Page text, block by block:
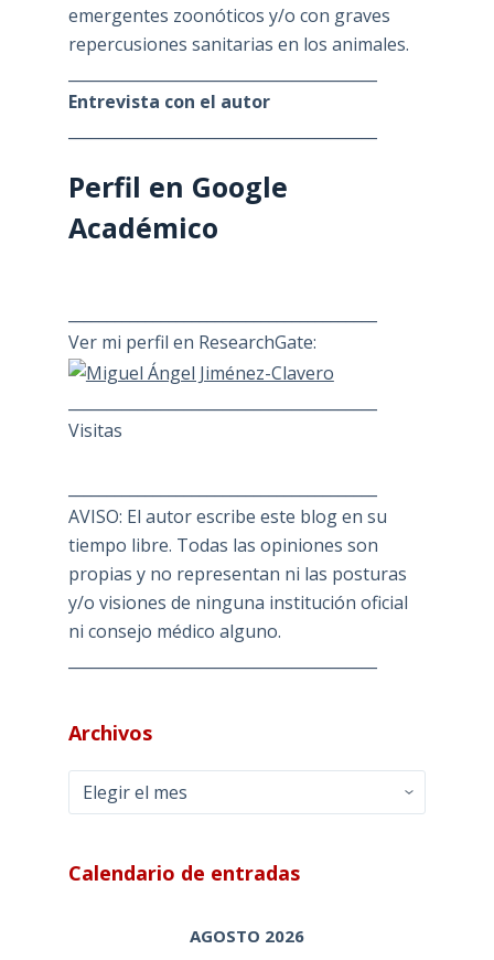
emergentes zoonóticos y/o con graves
repercusiones sanitarias en los animales.
Entrevista con el autor
Perfil en Google
Académico
Ver mi perfil en ResearchGate:
Visitas
AVISO: El autor escribe este blog en su
tiempo libre. Todas las opiniones son
propias y no representan ni las posturas
y/o visiones de ninguna institución oficial
ni consejo médico alguno.
Archivos
Archivos
Calendario de entradas
AGOSTO 2026